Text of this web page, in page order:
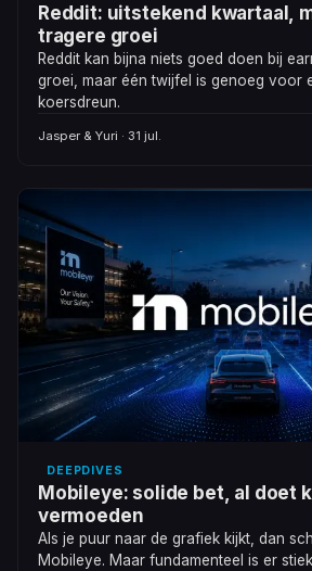
Reddit: uitstekend kwartaal,
tragere groei
Reddit kan bijna niets goed doen bij
groei, maar één twijfel is genoeg voor
koersdreun.
Jasper & Yuri · 31 jul.
DEEPDIVES
Mobileye: solide bet, al doet
vermoeden
Als je puur naar de grafiek kijkt, dan
Mobileye. Maar fundamenteel is er